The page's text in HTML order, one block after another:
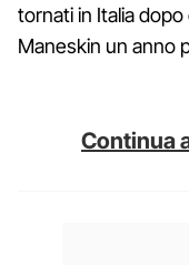
tornati in Italia
Maneskin un anno
Continua